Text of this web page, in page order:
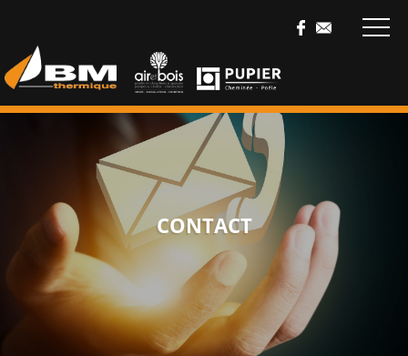
CONTACT